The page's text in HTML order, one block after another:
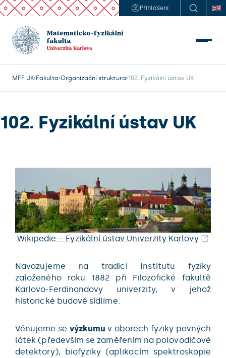
Přihlášení
MFF UK Fakulta Organizační struktura 102. Fyzikální ústav UK
102. Fyzikální ústav UK
Wikipedie – Fyzikální ústav Univerzity Karlovy
Navazujeme na tradici Institutu fyziky
založeného roku 1882 při Filozofické fakultě
Karlovo-Ferdinandovy univerzity, v jehož
historické budově sídlíme.
Věnujeme se výzkumu v oborech fyziky pevných
látek (především se zaměřením na polovodičové
detektory), biofyziky (aplikacím spektroskopie